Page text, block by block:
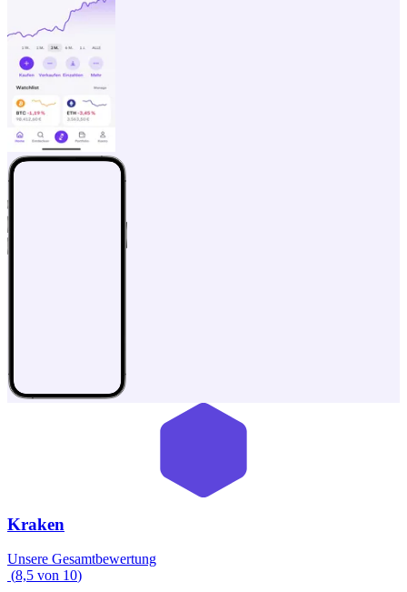
Kraken
Unsere Gesamtbewertung
(8,5 von 10)